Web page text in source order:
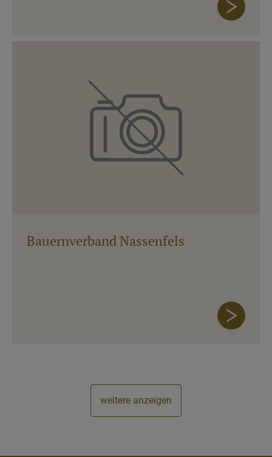
Bauernverband Nassenfels
weitere anzeigen